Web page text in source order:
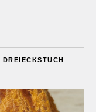
DREIECKSTUCH